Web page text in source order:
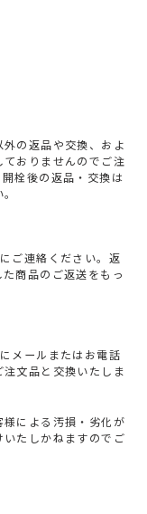
の返品や交換、およ
おりませんのでご注
栓後の返品・交換は
ご連絡ください。返
商品のご返送をもっ
メールまたはお電話
文品と交換いたしま
による汚損・劣化が
たしかねますのでご